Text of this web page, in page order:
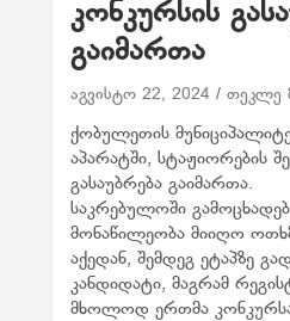
კონკურსის
გაიმართა
აგვისტო 22, 2024 თეკლე
ქობულეთის
აპარატში, სტაჟიორების
გასაუბრება გაიმართა.
საკრებულოში
მონაწილეობა მიიღო
აქედან, შემდეგ ეტაპზე
კანდიდატი, მაგრამ
მხოლოდ ერთმა